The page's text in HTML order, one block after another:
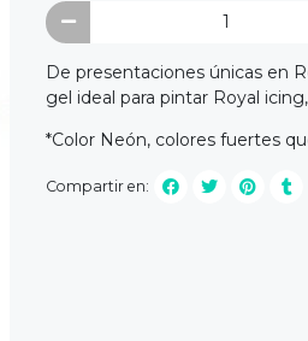
De presentaciones únicas en
gel ideal para pintar Royal
*Color Neón, colores fuertes
Compartir en: